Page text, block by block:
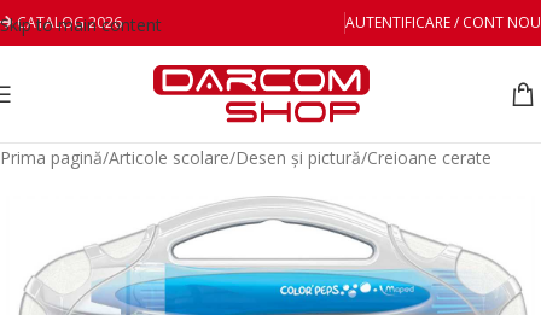
Skip to main content
CATALOG 2026 AUTENTIFICARE / CONT NOU
Prima pagină/Articole scolare/Desen și pictură/Creioane cerate